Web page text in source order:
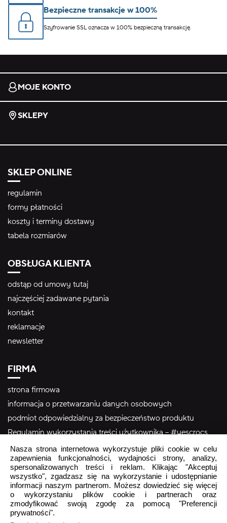
Bezpieczne transakcje w 100%
Szyfrowanie SSL oznacza w 100% bezpieczną transakcję.
MOJE KONTO
SKLEPY
SKLEP ONLINE
regulamin
formy płatności
koszty i terminy dostawy
tabela rozmiarów
OBSŁUGA KLIENTA
odstąp od umowy tutaj
najczęściej zadawane pytania
kontakt
reklamacje
newsletter
FIRMA
strona firmowa
informacja o przetwarzaniu danych osobowych
podmiot odpowiedzialny za bezpieczeństwo produktu
Regulamin wykorzystania treści użytkownika – #yescrocs
Obsługa Klienta
Pon - Pt9:00 - 16:00
Sob - NdzZamknięte
crocs.sklep@intersocks.pl
Nasza strona internetowa wykorzystuje pliki cookie w celu
zapewnienia funkcjonalności, wydajności strony, analizy,
spersonalizowanych treści i reklam. Klikając "Akceptuj
wszystko", zgadzasz się na wykorzystanie i udostępnianie
informacji naszym partnerom. Możesz dowiedzieć się więcej
o wykorzystaniu plików cookie i partnerach oraz
zmodyfikować swoją zgodę za pomocą "Preferencji
prywatności".